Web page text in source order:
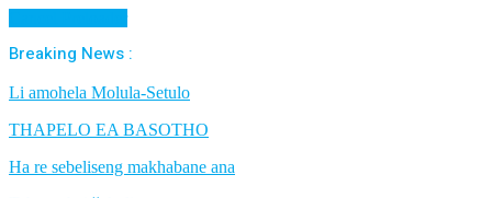
Breaking News :
Li amohela Molula-Setulo
THAPELO EA BASOTHO
Ha re sebeliseng makhabane ana